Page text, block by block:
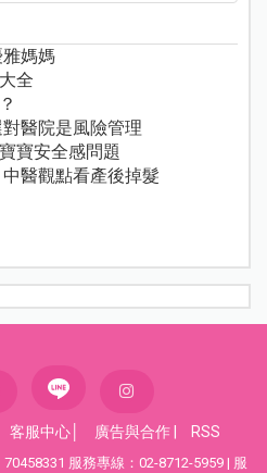
媽媽
全
醫院是風險管理
寶安全感問題
醫觀點看產後掉髮
客服中心 廣告與合作 RSS
服務專線：02-8712-5959 | 服